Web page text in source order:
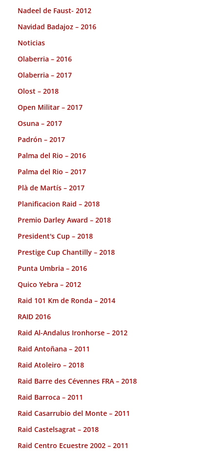
Nadeel de Faust- 2012
Navidad Badajoz – 2016
Noticias
Olaberria – 2016
Olaberria – 2017
Olost – 2018
Open Militar – 2017
Osuna – 2017
Padrón – 2017
Palma del Rio – 2016
Palma del Rio – 2017
Plà de Martís – 2017
Planificacion Raid – 2018
Premio Darley Award – 2018
President's Cup – 2018
Prestige Cup Chantilly – 2018
Punta Umbria – 2016
Quico Yebra – 2012
Raid 101 Km de Ronda – 2014
RAID 2016
Raid Al-Andalus Ironhorse – 2012
Raid Antoñana – 2011
Raid Atoleiro – 2018
Raid Barre des Cévennes FRA – 2018
Raid Barroca – 2011
Raid Casarrubio del Monte – 2011
Raid Castelsagrat – 2018
Raid Centro Ecuestre 2002 – 2011